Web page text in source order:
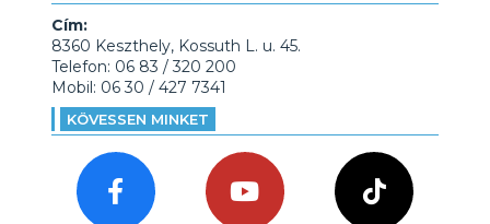
Cím:
8360 Keszthely, Kossuth L. u. 45.
Telefon: 06 83 / 320 200
Mobil: 06 30 / 427 7341
KÖVESSEN MINKET